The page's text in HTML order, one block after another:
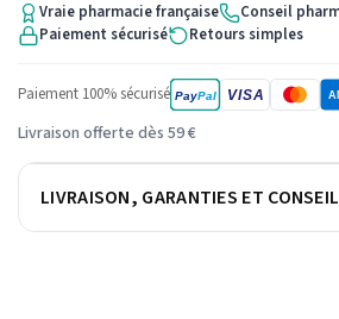
Vraie pharmacie française
Conseil
Paiement sécurisé
Retours simples
Paiement 100% sécurisé PayPal VISA
Livraison offerte dès 59 €
LIVRAISON, GARANTIES ET CONSEIL